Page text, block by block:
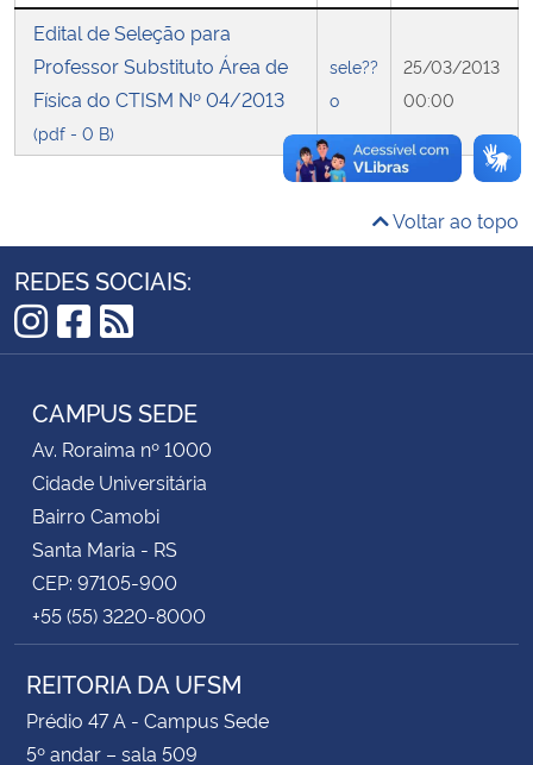
Ministério do Turismo
Ministério do Desenvolvimento Regional
Controladoria-Geral da União
Ministério da Mulher, da Família e dos Direitos Humanos
Secretaria-Geral
Secretaria de Governo
Gabinete de Segurança Institucional
Advocacia-Geral da União
Banco Central do Brasil
Edital de Seleção para
Professor Substituto Área de
Física do CTISM Nº 04/2013
(pdf - 0 B)
sele??
o
25/03/2013
00:00
Voltar ao topo
REDES SOCIAIS:
Instagram
Facebook
RSS
CAMPUS SEDE
Av. Roraima nº 1000
Cidade Universitária
Bairro Camobi
Santa Maria - RS
CEP: 97105-900
+55 (55) 3220-8000
REITORIA DA UFSM
Prédio 47 A - Campus Sede
5º andar – sala 509